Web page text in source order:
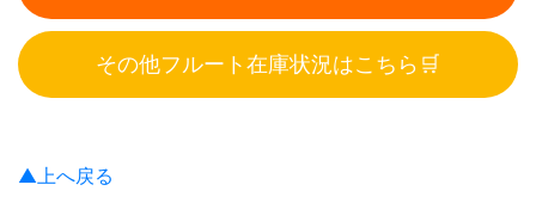
その他フルート在庫状況はこちら🛒
▲上へ戻る